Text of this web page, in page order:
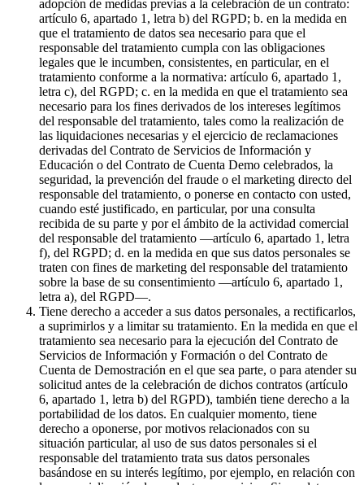
adopción de medidas previas a la celebración de un contrato:
artículo 6, apartado 1, letra b) del RGPD; b. en la medida en
que el tratamiento de datos sea necesario para que el
responsable del tratamiento cumpla con las obligaciones
legales que le incumben, consistentes, en particular, en el
tratamiento conforme a la normativa: artículo 6, apartado 1,
letra c), del RGPD; c. en la medida en que el tratamiento sea
necesario para los fines derivados de los intereses legítimos
del responsable del tratamiento, tales como la realización de
las liquidaciones necesarias y el ejercicio de reclamaciones
derivadas del Contrato de Servicios de Información y
Educación o del Contrato de Cuenta Demo celebrados, la
seguridad, la prevención del fraude o el marketing directo del
responsable del tratamiento, o ponerse en contacto con usted,
cuando esté justificado, en particular, por una consulta
recibida de su parte y por el ámbito de la actividad comercial
del responsable del tratamiento —artículo 6, apartado 1, letra
f), del RGPD; d. en la medida en que sus datos personales se
traten con fines de marketing del responsable del tratamiento
sobre la base de su consentimiento —artículo 6, apartado 1,
letra a), del RGPD—.
Tiene derecho a acceder a sus datos personales, a rectificarlos,
a suprimirlos y a limitar su tratamiento. En la medida en que el
tratamiento sea necesario para la ejecución del Contrato de
Servicios de Información y Formación o del Contrato de
Cuenta de Demostración en el que sea parte, o para atender su
solicitud antes de la celebración de dichos contratos (artículo
6, apartado 1, letra b) del RGPD), también tiene derecho a la
portabilidad de los datos. En cualquier momento, tiene
derecho a oponerse, por motivos relacionados con su
situación particular, al uso de sus datos personales si el
responsable del tratamiento trata sus datos personales
basándose en su interés legítimo, por ejemplo, en relación con